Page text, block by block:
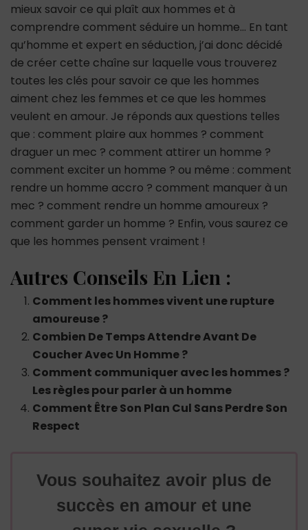
mieux savoir ce qui plaît aux hommes et à
comprendre comment séduire un homme… En tant
qu’homme et expert en séduction, j’ai donc décidé
de créer cette chaîne sur laquelle vous trouverez
toutes les clés pour savoir ce que les hommes
aiment chez les femmes et ce que les hommes
veulent en amour. Je réponds aux questions telles
que : comment plaire aux hommes ? comment
draguer un mec ? comment attirer un homme ?
comment exciter un homme ? ou même : comment
rendre un homme accro ? comment manquer à un
mec ? comment rendre un homme amoureux ?
comment garder un homme ? Enfin, vous saurez ce
que les hommes pensent vraiment !
Autres Conseils En Lien :
Comment les hommes vivent une rupture
amoureuse ?
Combien De Temps Attendre Avant De
Coucher Avec Un Homme ?
Comment communiquer avec les hommes ?
Les règles pour parler à un homme
Comment Être Son Plan Cul Sans Perdre Son
Respect
Vous souhaitez avoir plus de
succès en amour et une